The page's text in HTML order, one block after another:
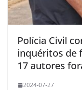
Polícia Civil
inquéritos de
17 autores
2024-07-27